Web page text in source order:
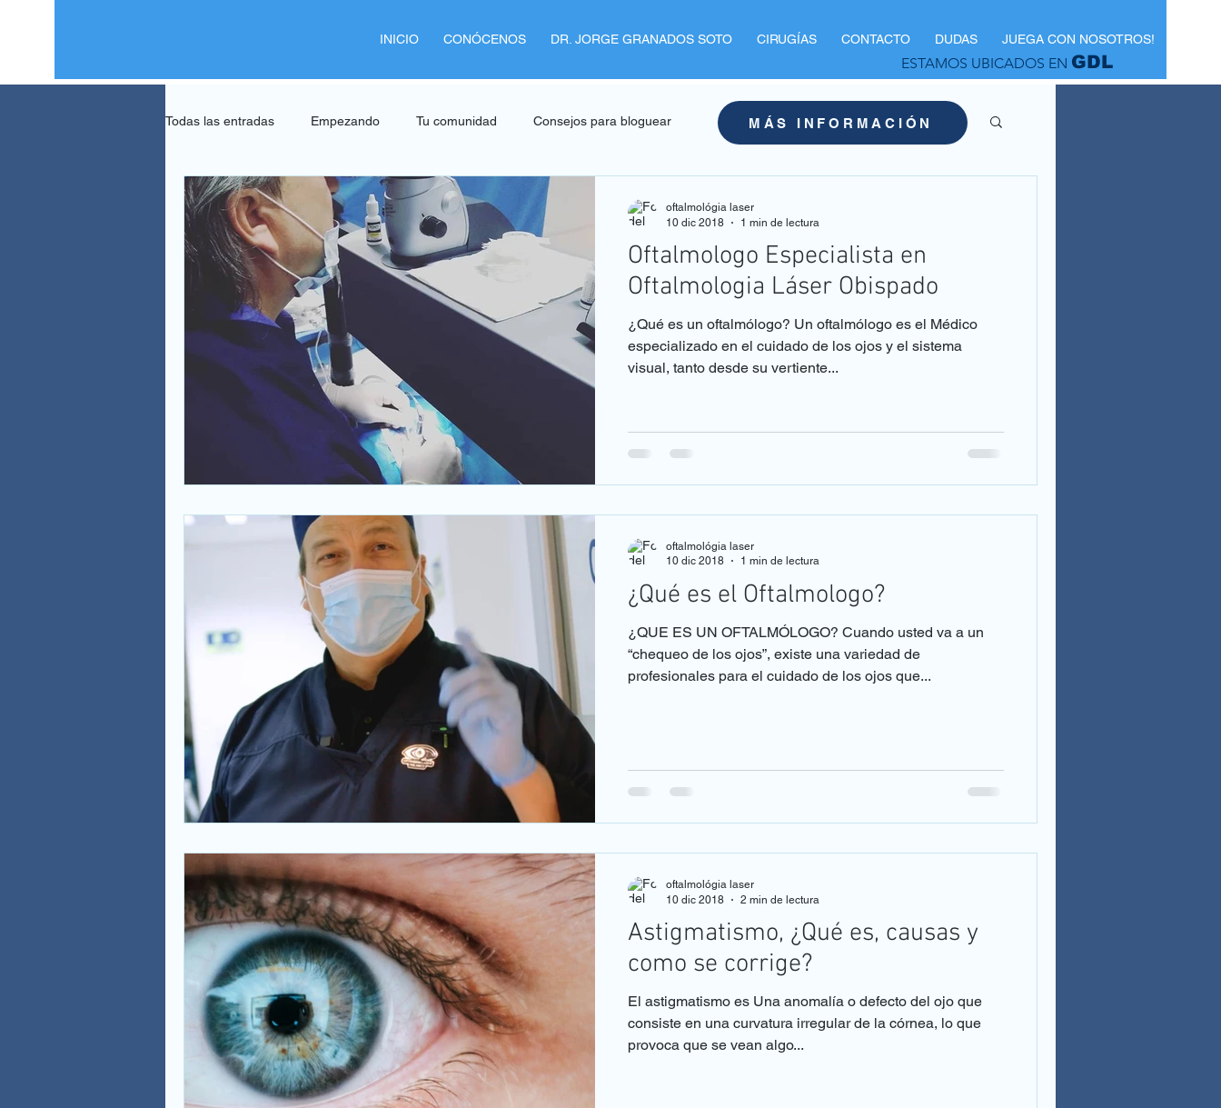
INICIO CONÓCENOS DR. JORGE GRANADOS SOTO CIRUGÍAS CONTACTO DUDAS JUEGA CON NOSOTROS!
ESTAMOS UBICADOS EN GDL
Todas las entradas Empezando Tu comunidad Consejos para bloguear
Oftalmologo Especialista en
Oftalmologia Láser Obispado
¿Qué es un oftalmólogo? Un oftalmólogo es el Médico
especializado en el cuidado de los ojos y el sistema
visual, tanto desde su vertiente...
oftalmológia laser
10 dic 2018
1 min de lectura
¿Qué es el Oftalmologo?
¿QUE ES UN OFTALMÓLOGO? Cuando usted va a un
“chequeo de los ojos”, existe una variedad de
profesionales para el cuidado de los ojos que...
oftalmológia laser
10 dic 2018
1 min de lectura
Astigmatismo, ¿Qué es, causas y
como se corrige?
El astigmatismo es Una anomalía o defecto del ojo que
consiste en una curvatura irregular de la córnea, lo que
provoca que se vean algo...
oftalmológia laser
10 dic 2018
2 min de lectura
MÁS INFORMACIÓN